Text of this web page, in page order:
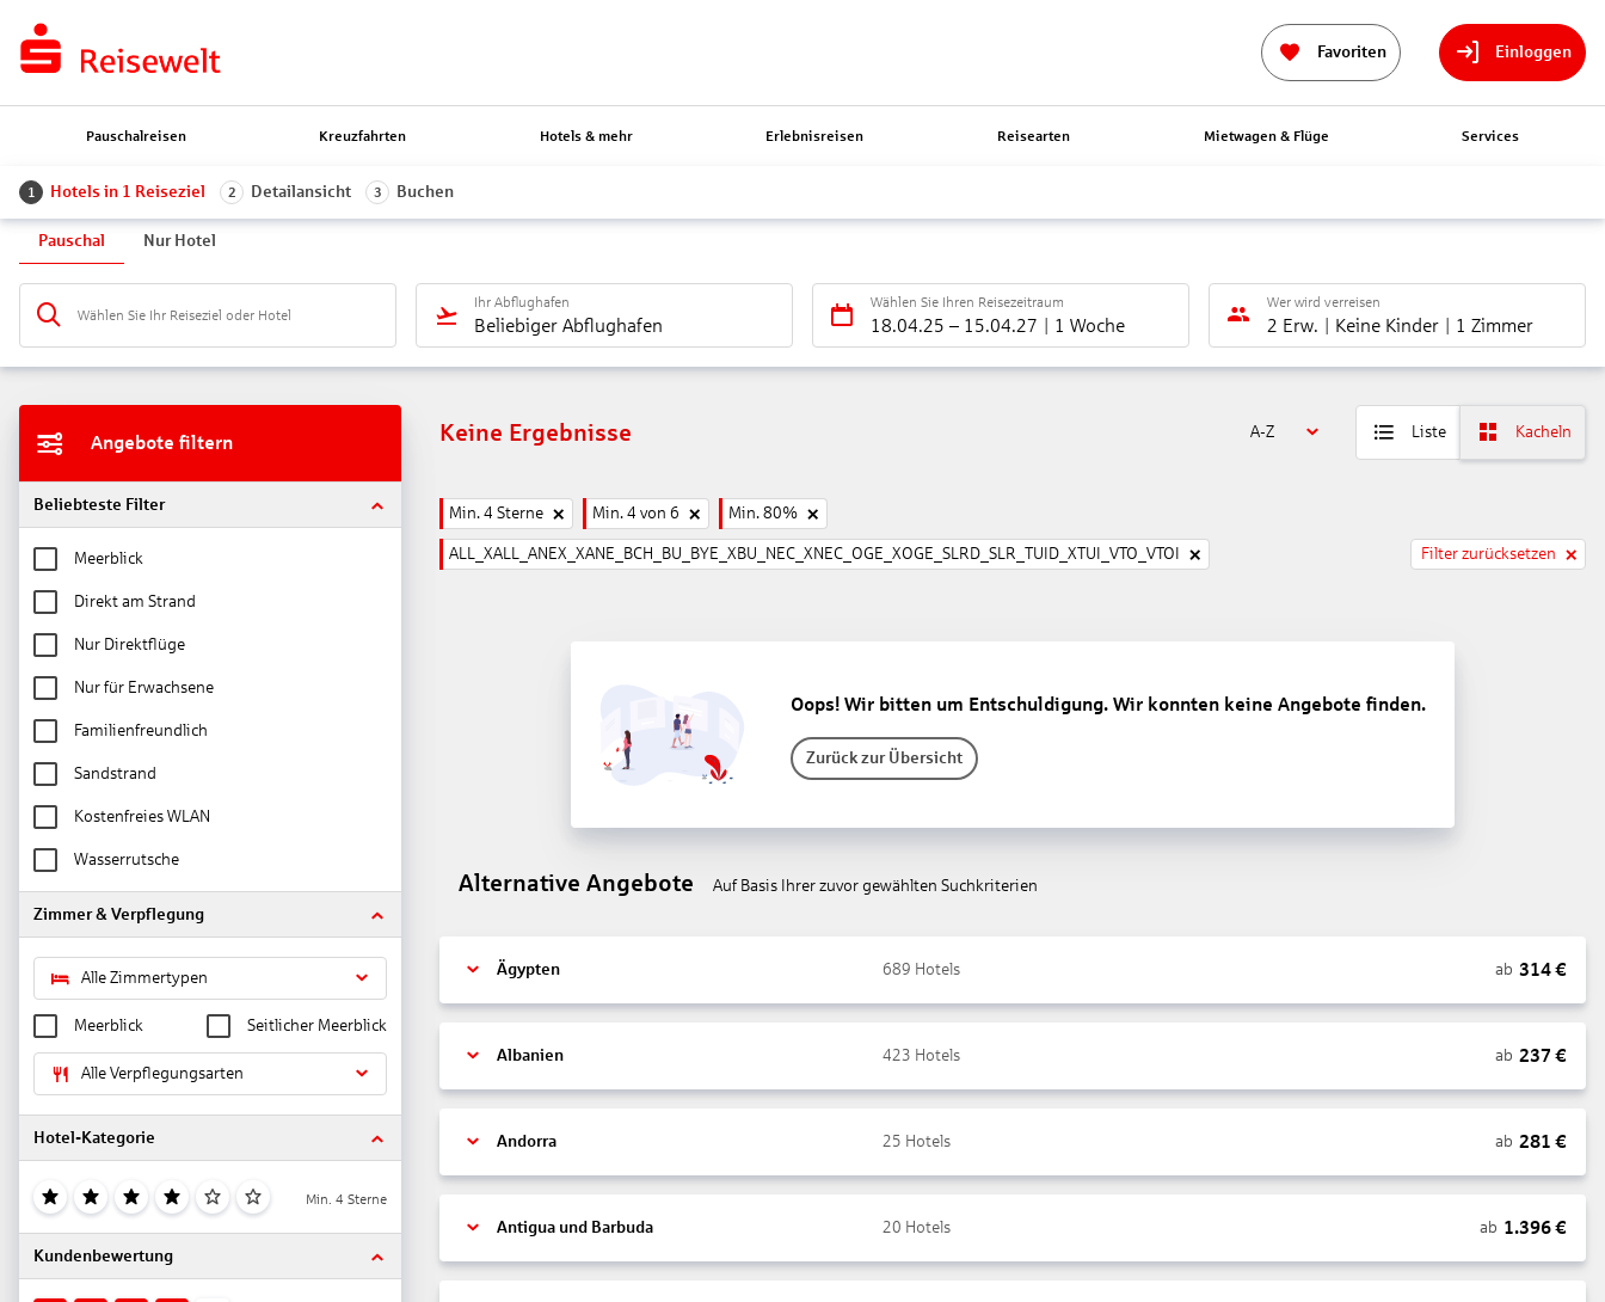
Favoriten Einloggen
Pauschalreisen Kreuzfahrten Hotels & mehr Erlebnisreisen Reisearten Mietwagen & Flüge Services
1 Hotels in 1 Reiseziel 2 Detailansicht 3 Buchen
Pauschal Nur Hotel
Wählen Sie Ihr Reiseziel oder Hotel
Ihr Abflughafen
Beliebiger Abflughafen
Wählen Sie Ihren Reisezeitraum
18.04.25 – 15.04.27 1 Woche
Wer wird verreisen
2 Erw. Keine Kinder 1 Zimmer
Angebote filtern
Beliebteste Filter
Meerblick
Direkt am Strand
Nur Direktflüge
Nur für Erwachsene
Familienfreundlich
Sandstrand
Kostenfreies WLAN
Wasserrutsche
Zimmer & Verpflegung
Alle Zimmertypen
Meerblick Seitlicher Meerblick
Alle Verpflegungsarten
Hotel-Kategorie
Min. 4 Sterne
Kundenbewertung
Keine Ergebnisse A-Z Liste Kacheln
Min. 4 Sterne Min. 4 von 6 Min. 80%
ALL_XALL_ANEX_XANE_BCH_BU_BYE_XBU_NEC_XNEC_OGE_XOGE_SLRD_SLR_TUID_XTUI_VTO_VTOI Filter zurücksetzen
Oops! Wir bitten um Entschuldigung. Wir konnten keine Angebote finden.
Zurück zur Übersicht
Alternative Angebote Auf Basis Ihrer zuvor gewählten Suchkriterien
Ägypten 689 Hotels ab 314€
Albanien 423 Hotels ab 237 €
Andorra 25 Hotels ab 281 €
Antigua und Barbuda 20 Hotels ab 1.396€